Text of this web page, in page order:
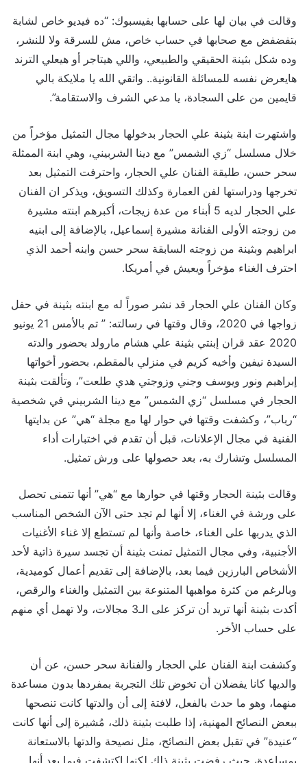
وقالت في بيان لها على حسابها بفيسبوك: “ده فيديو خاص لشابة
بتفضفض مع صحابها في حساب خاص، مش للسرقة ولا للنشر،
وده شكل بثينة الحقيقي والطبيعي، واللي هيتاجر أو هيعلي الترند
هايعرض نفسه للمسائلة القانونية.. واتقي الله يا ملايكة بالي
قايمين من على السجادة، يا مدعي الشرف والاستقامة”.
واشتهرت ابنة بثينة علي الحجار بدخولها مجال التمثيل مؤخراً من
خلال مسلسل “زي الشمس” مع دينا الشربيني، وهي ابنة الممثلة
سحر حسن، طليقة الفنان علي الحجار، واحترفت التمثيل بعد
تخرجها ودراستها لفن العمارة وكذلك التسويق، ويذكر ان الفنان
علي الحجار لديه 5 أبناء من عدة زيجات، أكبرهم ابنته مشيرة
من زوجته الأولى الفنانة مشيرة إسماعيل، بالإضافة إلى ابنيه
ابراهيم وبثينة من زوجته السابقة سحر حسن وابنه أحمد الذي
احترف الغناء مؤخراً ويعيش في أمريكا.
وكان الفنان علي الحجار قد نشر صوراً له مع ابنته بثينة في حفل
زواجها في 2020، وقال وقتها في رسالته: ” تم بالأمس 21 يونيو
2020 عقد قران إبنتي بثينة علي هشام مارولد بحضور والدته
السيدة نيفين وأخيه كريم في منزلي بالمقطم، بحضور أخواتها
إبراهيم ونور ويوسف وجني وزوجتي هدي طلعت”، وتألقت بثينة
الحجار في مسلسل “زي الشمس” مع دينا الشربيني في شخصية
“رباب”، وكشفت وقتها في حوار لها مع مجلة “هي” عن بدايتها
الفنية في مجال الإعلانات، قبل أن تقدم في اختبارات أداء
المسلسل وتشارك به، بعد حصولها على ورش تمثيل.
وقالت بثينة الحجار وقتها في حوارها مع “هي” أنها تتمنى تحصل
على ورشة في الغناء، إلا أنها لم تجد حتى الآن الشخص المناسب
الذي يدربها على الغناء، خاصة وأنها لم تستطع إلا غناء الأغنيات
الأجنبية، وفي مجال التمثيل تمنت بثينة أن تجسد سيرة ذاتية لأحد
الأشخاص البارزين فيما بعد، بالإضافة إلى تقديم أعمال كوميدية،
وبالرغم من كثرة مواهبها المتنوعة بين التمثيل والغناء والرقص،
أكدت بثينة أنها تريد أن تركز على الـ3 مجالات، ولا تهمل أي منهم
على حساب الأخر.
وكشفت ابنة الفنان علي الحجار والفنانة سحر حسن، عن أن
والديها كانا يفضلان أن تخوض تلك التجربة بمفردها بدون مساعدة
منهما، وهو ما حدث بالفعل، لافتة إلى أن والدتها كانت تنصحها
ببعض النصائح المهنية، إذا طلبت بثينة ذلك، مُشيرة إلى أنها كانت
“عنيدة” في تقبل بعض النصائح، مثل نصيحة والدتها بالاستعانة
بمساعدة، حيث رفضت بثينة ذلك لكنها اكتشفت فيما بعد أنها